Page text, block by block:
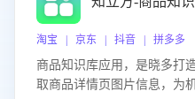
淘宝 | 京东 | 抖音 | 拼多多
商品知识库应用，是晓多打
取商品详情页图片信息，为